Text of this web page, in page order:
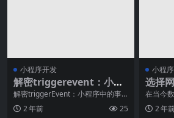
小程序开发
解密triggerevent：小程
序中的事件触发机制详解
解密triggerEvent：小程序中的事
件触发机制详解在开发小程序过程
中，我们
2 年前 25
小程
选择
意的
在当今
的网站
要。因
2 年